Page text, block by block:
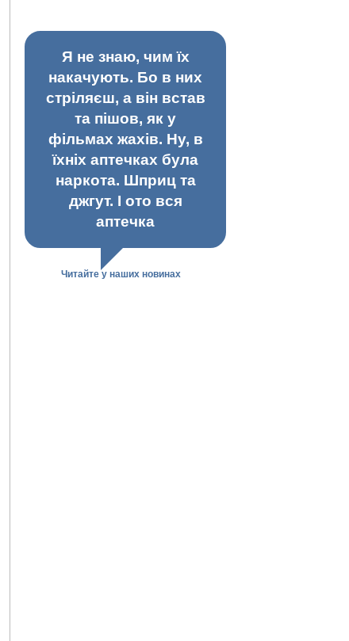
Я не знаю, чим їх
накачують. Бо в них
стріляєш, а він встав
та пішов, як у
фільмах жахів. Ну, в
їхніх аптечках була
наркота. Шприц та
джгут. І ото вся
аптечка
Читайте у наших новинах